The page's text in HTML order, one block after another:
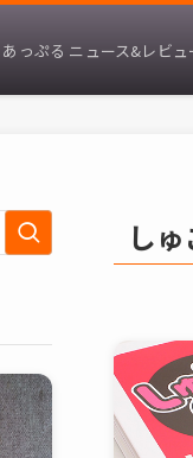
っぷる ニュース&レビュ
し